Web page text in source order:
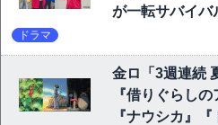
が一転サバイバ
ドラマ
金ロ「3週連続
『借りぐらし
『ナウシカ』